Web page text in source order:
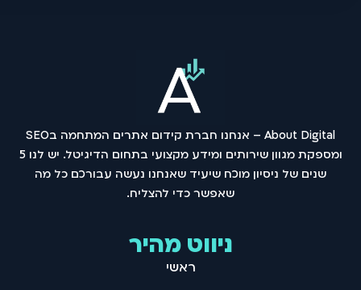
About Digital – אנחנו חברת קידום אתרים המתחמה בSEO
ומספקת מגוון שירותים ומידע מקצועי בתחום הדיגיטל. יש לנו 5
שנים של ניסיון מוכח שיעיד שאנחנו נעשה עבורכם כל מה
שאפשר כדי להצליח .
ניווט מהיר
ראשי